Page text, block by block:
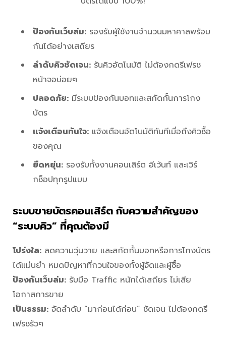
ป้องกันเว็บล่ม: รองรับผู้ใช้งานจำนวนมหาศาลพร้อม
กันได้อย่างเสถียร
ลำดับคิวชัดเจน: รันคิวอัตโนมัติ ไม่ต้องกดรีเฟรช
หน้าจอบ่อยๆ
ปลอดภัย: มีระบบป้องกันบอทและสกัดกั้นการโกง
บัตร
แจ้งเตือนทันใจ: แจ้งเตือนอัตโนมัติทันทีเมื่อถึงคิวซื้อ
ของคุณ
ยืดหยุ่น: รองรับทั้งงานคอนเสิร์ต อีเว้นท์ และเวิร์
กช็อปทุกรูปแบบ
ระบบขายบัตรคอนเสิร์ต กับความสำคัญของ
“ระบบคิว” ที่คุณต้องมี
โปร่งใส: ลดความวุ่นวาย และสกัดกั้นบอทหรือการโกงบัตร
ได้แม่นยำ หมดปัญหาที่กวนใจของทั้งผู้จัดและผู้ซื้อ
ป้องกันเว็บล่ม: รับมือ Traffic หนักได้เสถียร ไม่เสีย
โอกาสการขาย
เป็นธรรม: จัดลำดับ “มาก่อนได้ก่อน” ชัดเจน ไม่ต้องกดรี
เฟรชรัวๆ